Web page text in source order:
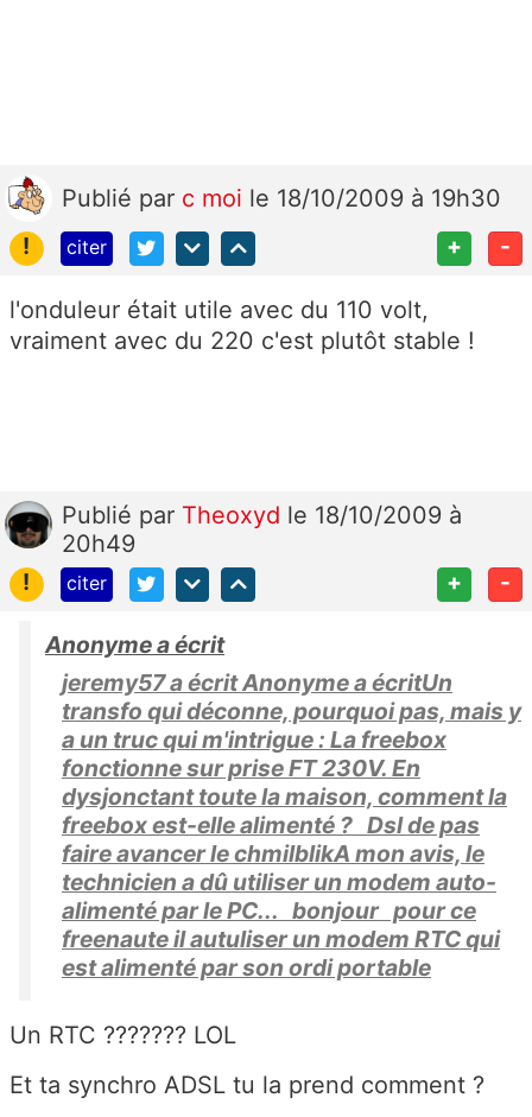
Publié par c moi le 18/10/2009 à 19h30
!
citer + -
l'onduleur était utile avec du 110 volt,
vraiment avec du 220 c'est plutôt stable !
Publié par Theoxyd le 18/10/2009 à
20h49
!
citer + -
Anonyme a écrit
jeremy57 a écrit Anonyme a écritUn
transfo qui déconne, pourquoi pas, mais y
a un truc qui m'intrigue : La freebox
fonctionne sur prise FT 230V. En
dysjonctant toute la maison, comment la
freebox est-elle alimenté ? Dsl de pas
faire avancer le chmilblikA mon avis, le
technicien a dû utiliser un modem auto-
alimenté par le PC... bonjour pour ce
freenaute il autuliser un modem RTC qui
est alimenté par son ordi portable
Un RTC ??????? LOL
Et ta synchro ADSL tu la prend comment ?